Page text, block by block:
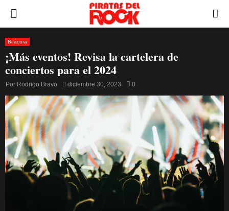
PRIMARY
MENU
Bitácora
¡Más eventos! Revisa la cartelera de
conciertos para el 2024
Por Rodrigo Bravo diciembre 30, 2023 0